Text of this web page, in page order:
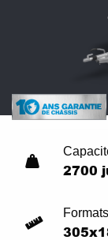
2700